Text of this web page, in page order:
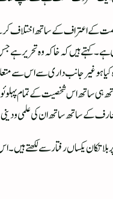
عظمت کےاعتراف کے ساتھ
۔کہتے ہیں کہ خاکہ وہ تحریر
کیا ہو غیر جانب داری سے اس
ہی ساتھ اس شخصیت کے تمام
کے ساتھ ساتھ ان کی علمی و
پر بلاتکان یکساں رفتار سے